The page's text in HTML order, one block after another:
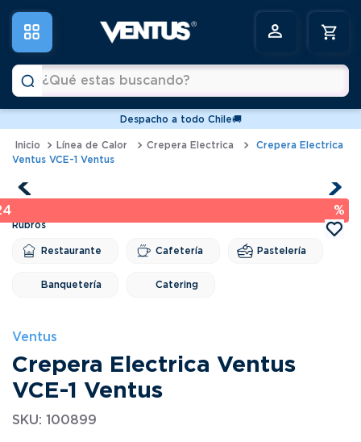
¿Qué estas buscando?
Despacho a todo Chile🚚
Línea de Calor Crepera Electrica
Crepera Electrica
Ventus VCE-1 Ventus
%
Restaurante Cafetería Pastelería
Banquetería Catering
Ventus
Crepera Electrica Ventus
VCE-1 Ventus
SKU: 100899
Términos más buscados
1.
vitrinas
3.
freidoras
4.
conservadoras
pastelera